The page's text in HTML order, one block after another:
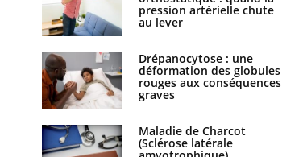
pression artérielle chute
au lever
Drépanocytose : une
déformation des globules
rouges aux conséquences
graves
Maladie de Charcot
(Sclérose latérale